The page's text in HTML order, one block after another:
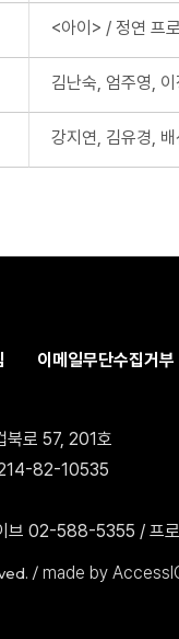
<아이> / 정연 프
김난숙, 엄주영,
강지연, 김유경,
이메일무단수집거부
로 57, 201호
214-82-10535
브 02-588-5355 / 프
/ made by